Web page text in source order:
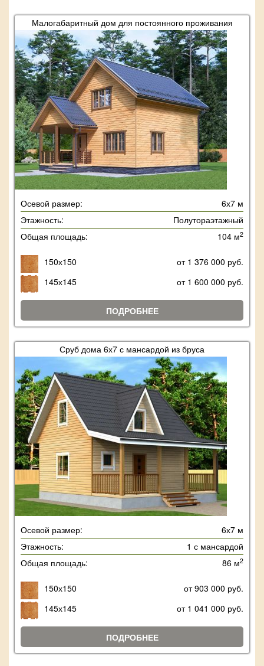
Малогабаритный дом для постоянного проживания
Осевой размер:
6х7 м
Этажность:
Полутораэтажный
Общая площадь:
104 м2
150х150
от 1 376 000 руб.
145х145
от 1 600 000 руб.
ПОДРОБНЕЕ
Сруб дома 6х7 с мансардой из бруса
Осевой размер:
6х7 м
Этажность:
1 с мансардой
Общая площадь:
86 м2
150х150
от 903 000 руб.
145х145
от 1 041 000 руб.
ПОДРОБНЕЕ